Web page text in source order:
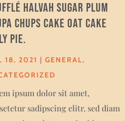
halvah sugar plum
chups cake oat cake
pie.
18, 2021 |GENERAL,
ipsum dolor sit amet,
sadipscing elitr, sed diam